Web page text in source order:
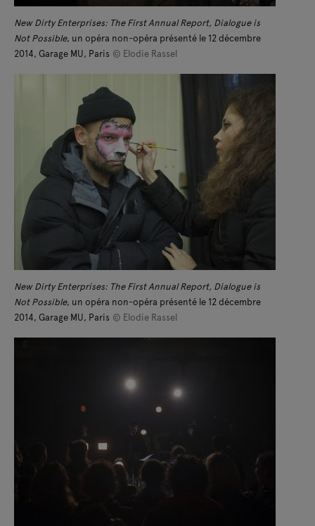
New Dirty Enterprises: The First Annual Report, Dialogue is
Not Possible, un opéra non-opéra présenté le 12 décembre
2014, Garage MU, Paris © Elodie Rassel
New Dirty Enterprises: The First Annual Report, Dialogue is
Not Possible, un opéra non-opéra présenté le 12 décembre
2014, Garage MU, Paris © Elodie Rassel